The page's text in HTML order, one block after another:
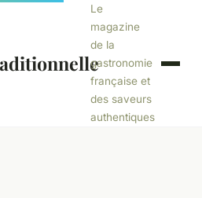
Le
magazine
de la
gastronomie
française et
des saveurs
authentiques